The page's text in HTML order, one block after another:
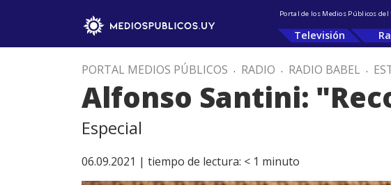
Portal de los Medios Públicos
Televisión
PORTAL MEDIOS PÚBLICOS . RADIO . RADIO BABEL .
Alfonso Santini:
Especial
06.09.2021 | tiempo de lectura: < 1 minuto